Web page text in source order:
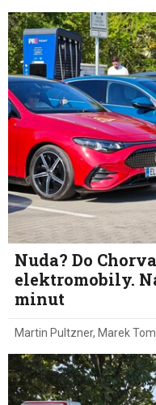
Nuda? Do
elektromobily.
minut
Martin Pultzner, Marek